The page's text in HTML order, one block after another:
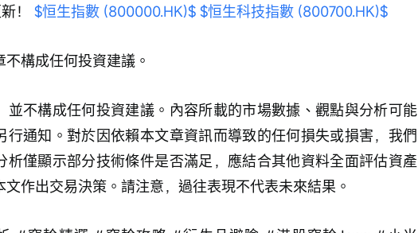
！ $恒生指數 (800000.HK)$ $恒生科技指數 (800700.HK)$
構成任何投資建議。
並不構成任何投資建議。內容所載的市場數據、觀點與分析可能
行通知。對於因依賴本文章資訊而導致的任何損失或損害，我們
析僅顯示部分技術條件是否滿足，應結合其他資料全面評估資產
作出交易決策。請注意，過往表現不代表未來結果。